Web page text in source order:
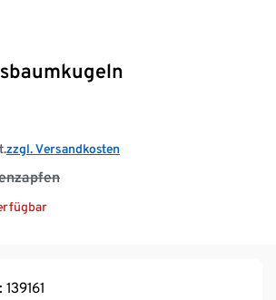
zzgl. Versandkosten